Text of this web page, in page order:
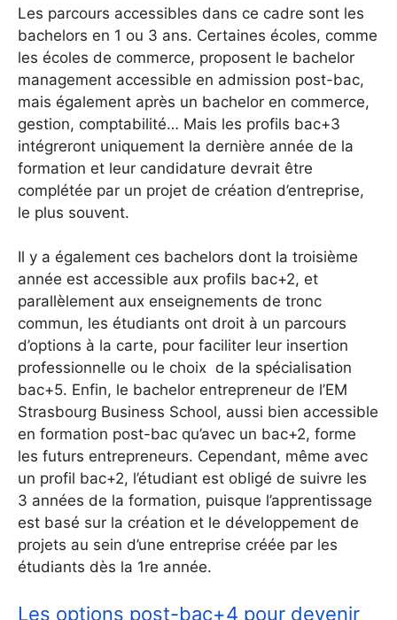
Les parcours accessibles dans ce cadre sont les
bachelors en 1 ou 3 ans. Certaines écoles, comme
les écoles de commerce, proposent le bachelor
management accessible en admission post-bac,
mais également après un bachelor en commerce,
gestion, comptabilité… Mais les profils bac+3
intégreront uniquement la dernière année de la
formation et leur candidature devrait être
complétée par un projet de création d’entreprise,
le plus souvent.
Il y a également ces bachelors dont la troisième
année est accessible aux profils bac+2, et
parallèlement aux enseignements de tronc
commun, les étudiants ont droit à un parcours
d’options à la carte, pour faciliter leur insertion
professionnelle ou le choix de la spécialisation
bac+5. Enfin, le bachelor entrepreneur de l’EM
Strasbourg Business School, aussi bien accessible
en formation post-bac qu’avec un bac+2, forme
les futurs entrepreneurs. Cependant, même avec
un profil bac+2, l’étudiant est obligé de suivre les
3 années de la formation, puisque l’apprentissage
est basé sur la création et le développement de
projets au sein d’une entreprise créée par les
étudiants dès la 1re année.
Les options post-bac+4 pour devenir